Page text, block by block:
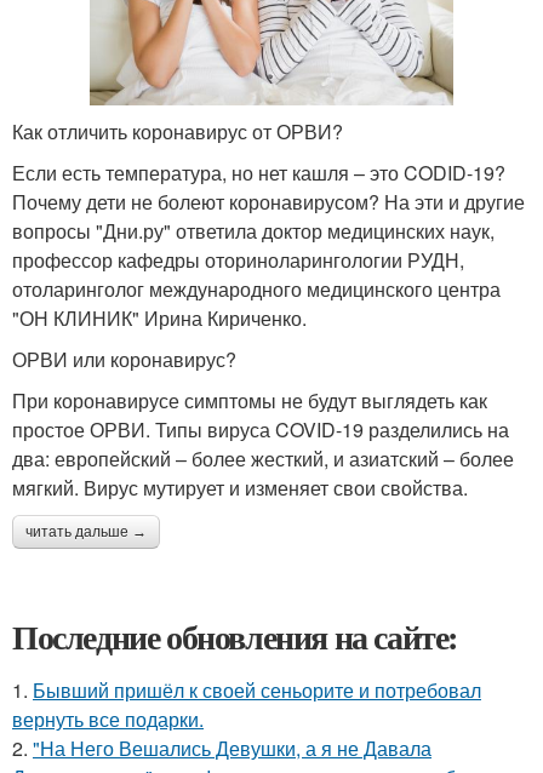
Как отличить коронавирус от ОРВИ?
Если есть температура, но нет кашля – это CODID-19?
Почему дети не болеют коронавирусом? На эти и другие
вопросы "Дни.ру" ответила доктор медицинских наук,
профессор кафедры оториноларингологии РУДН,
отоларинголог международного медицинского центра
"ОН КЛИНИК" Ирина Кириченко.
ОРВИ или коронавирус?
При коронавирусе симптомы не будут выглядеть как
простое ОРВИ. Типы вируса COVID-19 разделились на
два: европейский – более жесткий, и азиатский – более
мягкий. Вирус мутирует и изменяет свои свойства.
читать дальше →
Последние обновления на сайте:
1. Бывший пришёл к своей сеньорите и потребовал
вернуть все подарки.
2. "На Него Вешались Девушки, а я не Давала